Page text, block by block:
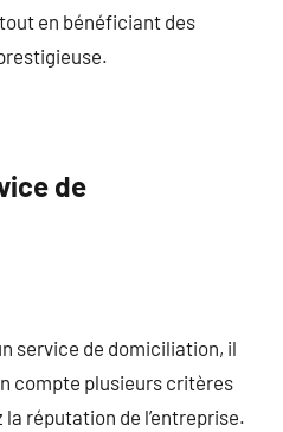
en bénéficiant des
de
service de domiciliation, il
compte plusieurs critères
la réputation de l’entreprise.